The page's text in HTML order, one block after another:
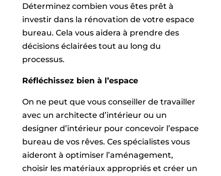
Déterminez combien vous êtes prêt à
investir dans la rénovation de votre espace
bureau. Cela vous aidera à prendre des
décisions éclairées tout au long du
processus.
Réfléchissez bien à l’espace
On ne peut que vous conseiller de travailler
avec un architecte d’intérieur ou un
designer d’intérieur pour concevoir l’espace
bureau de vos rêves. Ces spécialistes vous
aideront à optimiser l’aménagement,
choisir les matériaux appropriés et créer un